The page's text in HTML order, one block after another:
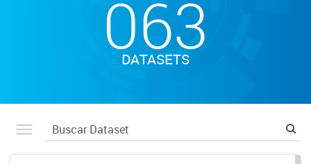
063
DATASETS